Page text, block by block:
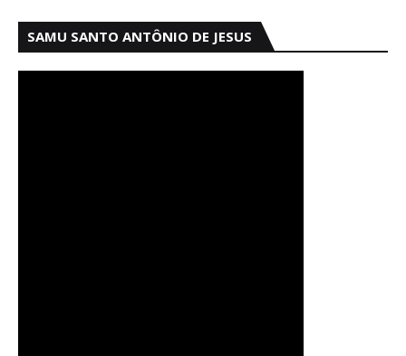
SAMU SANTO ANTÔNIO DE JESUS